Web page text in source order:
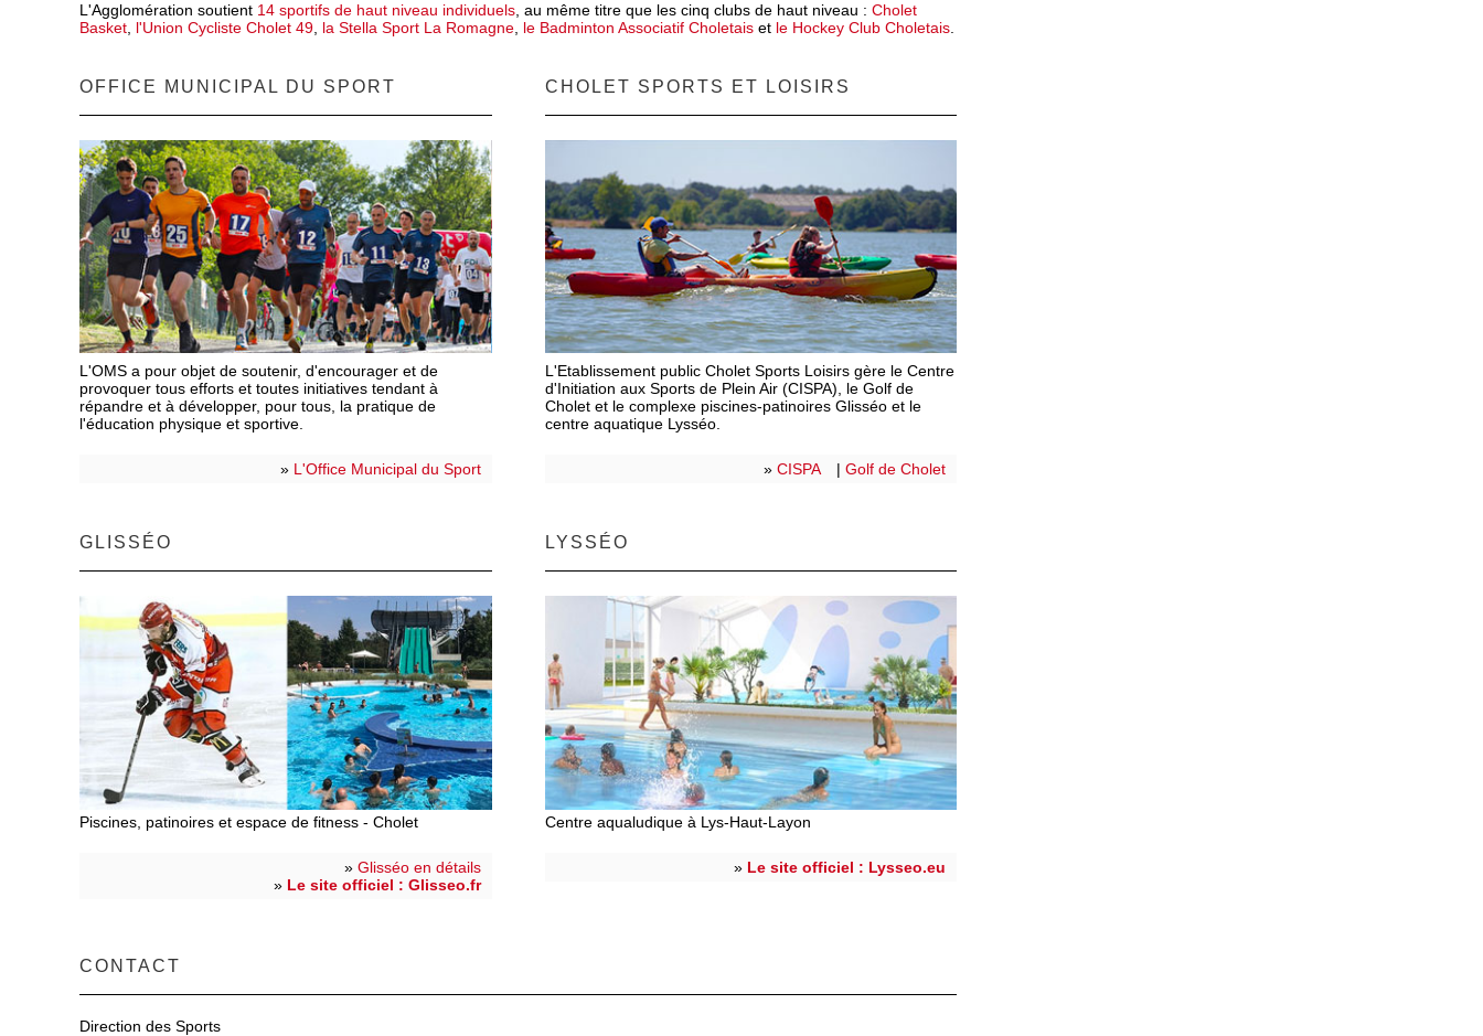
L'Agglomération soutient 14 sportifs de haut niveau individuels , au même titre que les cinq clubs de haut niveau : Cholet
Basket l'Union Cycliste Cholet 49 la Stella Sport La Romagne le Badminton Associatif Choletais et le Hockey Club Choletais
OFFICE MUNICIPAL DU SPORT
L'OMS a pour objet de soutenir, d'encourager et de
provoquer tous efforts et toutes initiatives tendant à
répandre et à développer, pour tous, la pratique de
l'éducation physique et sportive.
» L'Office Municipal du Sport
CHOLET SPORTS ET LOISIRS
L'Etablissement public Cholet Sports Loisirs gère le Centre
d'Initiation aux Sports de Plein Air (CISPA), le Golf de
Cholet et le complexe piscines-patinoires Glisséo et le
centre aquatique Lysséo.
»CISPA |Golf de Cholet
GLISSÉO
Piscines, patinoires et espace de fitness - Cholet
» Glisséo en détails
» Le site officiel : Glisseo.fr
LYSSÉO
Centre aqualudique à Lys-Haut-Layon
» Le site officiel : Lysseo.eu
CONTACT
Direction des Sports